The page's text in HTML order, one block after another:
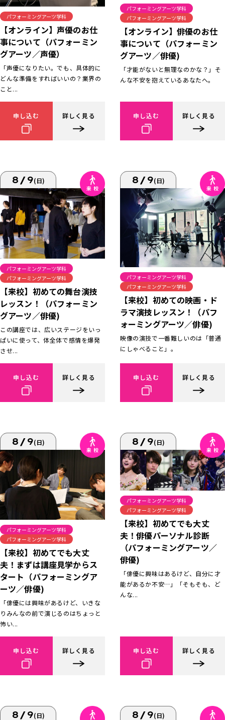
パフォーミングアーツ学科
【オンライン】声優のお仕
事について（パフォーミン
グアーツ／声優）
「声優になりたい。でも、具体的に
どんな準備をすればいいの？業界の
こと...
申し込む 詳しく見る
パフォーミングアーツ学科
パフォーミングアーツ学科
【オンライン】俳優のお仕
事について（パフォーミン
グアーツ／俳優)
「才能がないと無理なのかな？」そ
んな不安を抱えているあなたへ。
申し込む 詳しく見る
8/9(日)
パフォーミングアーツ学科
パフォーミングアーツ学科
【来校】初めての舞台演技
レッスン！（パフォーミン
グアーツ／俳優)
この講座では、広いステージをいっ
ぱいに使って、体全体で感情を爆発
させ...
申し込む 詳しく見る
8/9(日)
パフォーミングアーツ学科
パフォーミングアーツ学科
【来校】初めての映画・ド
ラマ演技レッスン！（パフ
ォーミングアーツ／俳優)
映像の演技で一番難しいのは「普通
にしゃべること」。
申し込む 詳しく見る
8/9(日)
パフォーミングアーツ学科
パフォーミングアーツ学科
【来校】初めてでも大丈
夫！まずは講座見学からス
タート（パフォーミングア
ーツ／俳優)
「俳優には興味があるけど、いきな
りみんなの前で演じるのはちょっと
怖い...
申し込む 詳しく見る
8/9(日)
パフォーミングアーツ学科
パフォーミングアーツ学科
【来校】初めてでも大丈
夫！俳優パーソナル診断
（パフォーミングアーツ／
俳優)
「俳優に興味はあるけど、自分に才
能があるか不安…」「そもそも、ど
んな...
申し込む 詳しく見る
8/9(日) 8/9(日)